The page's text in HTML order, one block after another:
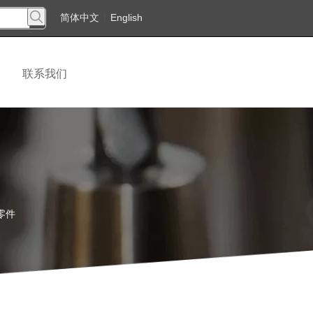
简体中文 English
联系我们
件